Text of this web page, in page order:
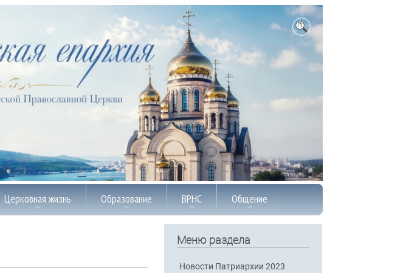
Церковная жизнь Образование ВРНС Общение
Меню раздела
Новости Патриархии 2023